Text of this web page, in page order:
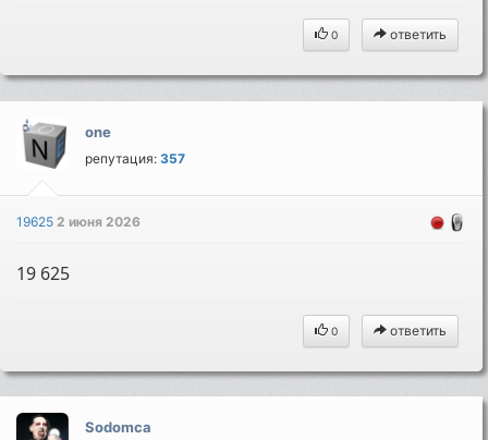
0 ответить
one
репутация:357
196252 июня 2026
19 625
0 ответить
Sodomca